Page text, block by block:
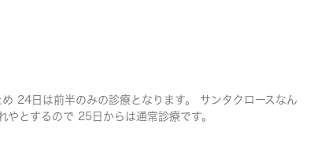
24日は前半のみの診療となります。 サンタクロースなん
とするので 25日からは通常診療です。